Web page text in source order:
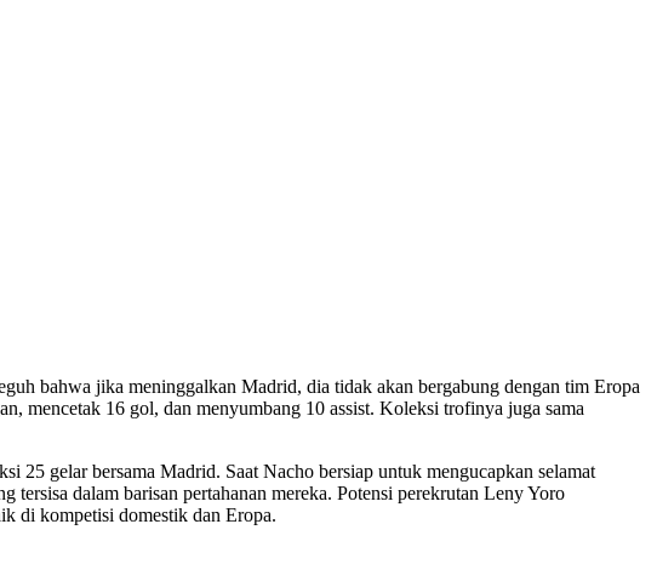
bahwa jika meninggalkan Madrid, dia tidak akan bergabung dengan tim Eropa
mencetak 16 gol, dan menyumbang 10 assist. Koleksi trofinya juga sama
25 gelar bersama Madrid. Saat Nacho bersiap untuk mengucapkan selamat
dalam barisan pertahanan mereka. Potensi perekrutan Leny Yoro
di kompetisi domestik dan Eropa.